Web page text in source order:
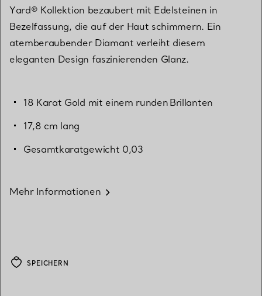
Yard® Kollektion bezaubert mit Edelsteinen in
Bezelfassung, die auf der Haut schimmern. Ein
atemberaubender Diamant verleiht diesem
eleganten Design faszinierenden Glanz.
18 Karat Gold mit einem runden Brillanten
17,8 cm lang
Gesamtkaratgewicht 0,03
Mehr Informationen
SPEICHERN